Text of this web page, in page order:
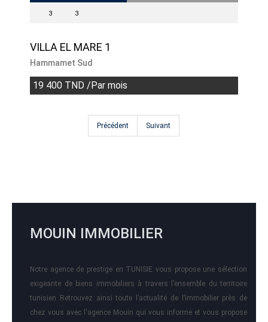
3 3
VILLA EL MARE 1
Hammamet Sud
19 400 TND /Par mois
Précédent Suivant
MOUIN IMMOBILIER
Notre agence de prestige en TUNISIE vous propose une sélection
exigeante de biens immobiliers à travers l’ensemble du territoire
tunisien Retrouvez ainsi toute l’actualité de l’immobilier près de
chez vous avec l'agence Mouin qui vous informe et vous propose